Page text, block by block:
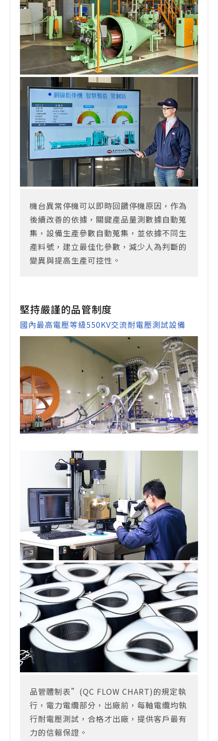
機台異常停機可以即時回饋停機原因，作為
後續改善的依據，關鍵產品量測數據自動蒐
集，設備生產參數自動蒐集，並依據不同生
產料號，建立最佳化參數，減少人為判斷的
變異與提高生產可控性。
堅持嚴謹的品管制度
國內最高電壓等級550KV交流耐電壓測試設備
品管體制表”(QC FLOW CHART)的規定執
行，電力電纜部分，出廠前，每軸電纜均執
行耐電壓測試，合格才出廠，提供客戶最有
力的信賴保證。